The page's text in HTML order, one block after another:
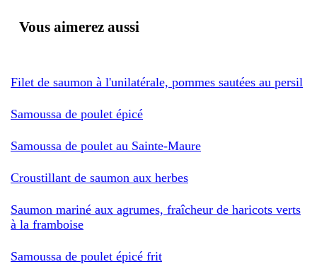
Vous aimerez aussi
Filet de saumon à l'unilatérale, pommes sautées au persil
Samoussa de poulet épicé
Samoussa de poulet au Sainte-Maure
Croustillant de saumon aux herbes
Saumon mariné aux agrumes, fraîcheur de haricots verts
à la framboise
Samoussa de poulet épicé frit